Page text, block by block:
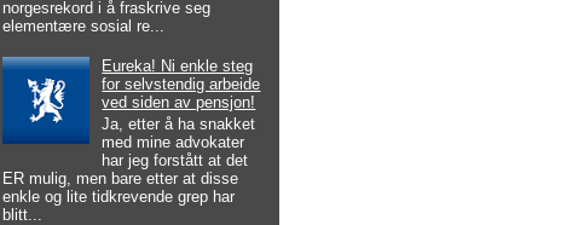
norgesrekord i å fraskrive seg
elementære sosial re...
Eureka! Ni enkle steg
for selvstendig arbeide
ved siden av pensjon!
Ja, etter å ha snakket
med mine advokater
har jeg forstått at det
ER mulig, men bare etter at disse
enkle og lite tidkrevende grep har
blitt...